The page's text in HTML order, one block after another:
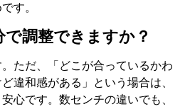
す。
調整できますか？
ただ、「どこが合っているかわ
違和感がある」という場合は、
心です。数センチの違いでも、